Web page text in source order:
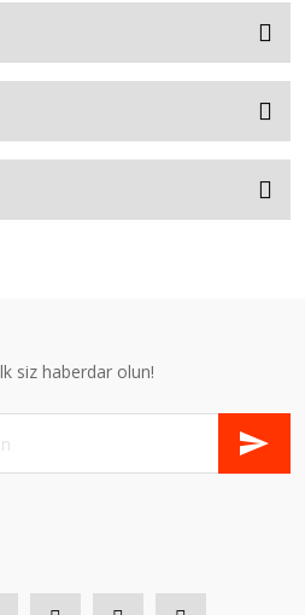
siz haberdar olun!